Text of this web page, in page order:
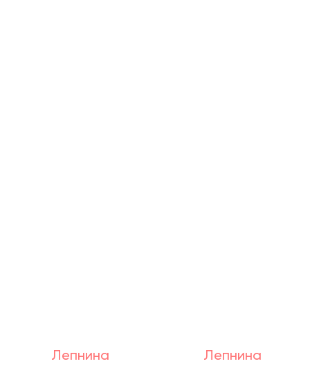
Лепнина Лепнина